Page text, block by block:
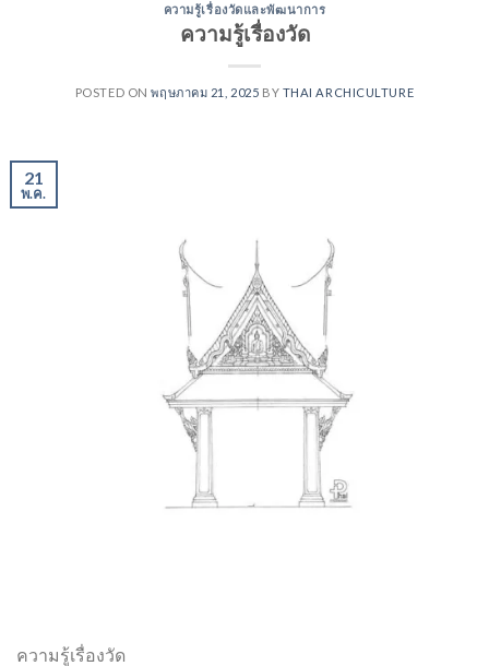
ความรู้เรื่องวัดและพัฒนาการ
ความรู้เรื่องวัด
POSTED ONพฤษภาคม 21, 2025 BY THAI ARCHICULTURE
21
พ.ค.
ความรู้เรื่องวัด